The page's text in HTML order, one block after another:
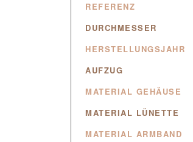
REFERENZ
DURCHMESSER
HERSTELLUNGSJAHR
AUFZUG
MATERIAL GEHÄUSE
MATERIAL LÜNETTE
MATERIAL ARMBAND